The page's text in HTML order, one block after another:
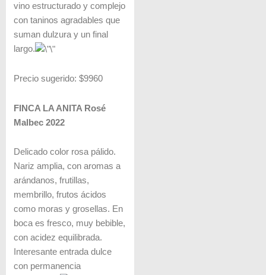
vino estructurado y complejo
con taninos agradables que
suman dulzura y un final
largo.
Precio sugerido: $9960
FINCA LA ANITA Rosé
Malbec 2022
Delicado color rosa pálido.
Nariz amplia, con aromas a
arándanos, frutillas,
membrillo, frutos ácidos
como moras y grosellas. En
boca es fresco, muy bebible,
con acidez equilibrada.
Interesante entrada dulce
con permanencia